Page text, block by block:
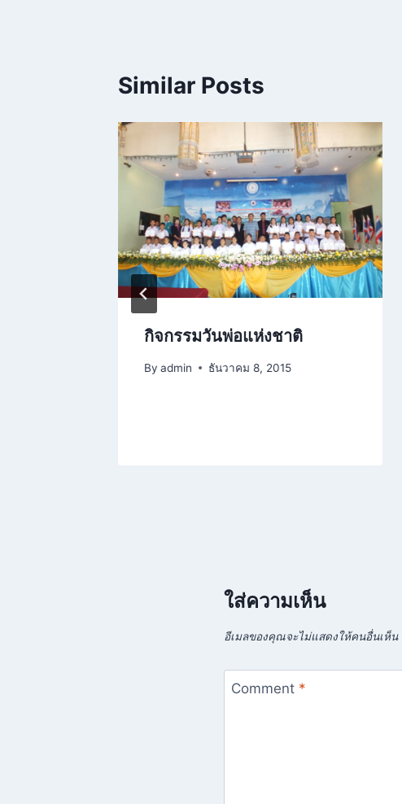
Similar Posts
กิจกรรมวันพ่อแห่งชาติ
By admin ธันวาคม 8, 2015
ใส่ความเห็น
อีเมลของคุณจะไม่แสดงให้คนอื่นเห็น
Comment *